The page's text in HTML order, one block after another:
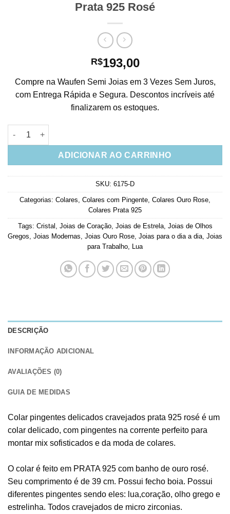
Prata 925 Rosé
R$193,00
Compre na Waufen Semi Joias em 3 Vezes Sem Juros,
com Entrega Rápida e Segura. Descontos incríveis até
finalizarem os estoques.
Colar Pingentes Delicados Cravejados Prata 925 Rosé
ADICIONAR AO CARRINHO
SKU: 6175-D
Categorias: Colares Colares com Pingente Colares Ouro Rose
Colares Prata 925
Tags: Cristal Joias de Coração, Joias de Estrela, Joias de Olhos
Gregos Joias Modernas Joias Ouro Rose Joias para o dia a dia Joias
para Trabalho Lua
DESCRIÇÃO
INFORMAÇÃO ADICIONAL
AVALIAÇÕES (0)
GUIA DE MEDIDAS
Colar pingentes delicados cravejados prata 925 rosé é um
colar delicado, com pingentes na corrente perfeito para
montar mix sofisticados e da moda de colares.
O colar é feito em PRATA 925 com banho de ouro rosé.
Seu comprimento é de 39 cm. Possui fecho boia. Possui
diferentes pingentes sendo eles: lua,coração, olho grego e
estrelinha. Todos cravejados de micro zirconias.